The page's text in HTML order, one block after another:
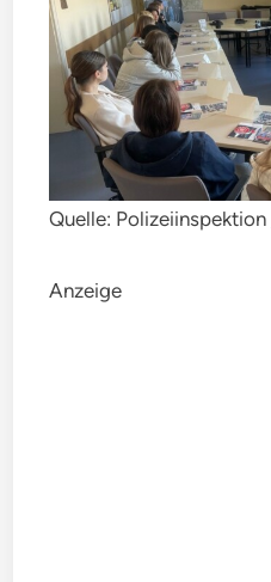
Quelle: Polizeiinspektion
Anzeige